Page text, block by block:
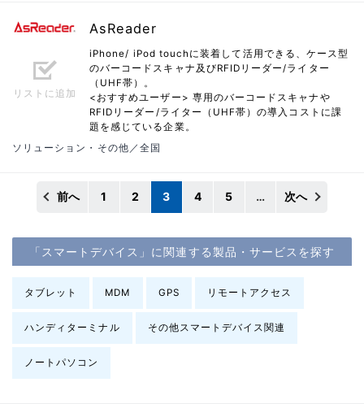
リストに追加
AsReader
iPhone/ iPod touchに装着して活用できる、ケース型
のバーコードスキャナ及びRFIDリーダー/ライター
（UHF帯）。
<おすすめユーザー> 専用のバーコードスキャナや
RFIDリーダー/ライター（UHF帯）の導入コストに課
題を感じている企業。
ソリューション・その他／全国
前へ 1 2 3 4 5 … 次へ
「スマートデバイス」に関連する製品・サービスを探す
タブレット MDM GPS リモートアクセス
ハンディターミナル その他スマートデバイス関連
ノートパソコン